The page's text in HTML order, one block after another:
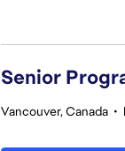
Senior
Vancouver, Canada •